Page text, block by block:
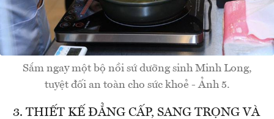
Sắm ngay một bộ nồi sứ dưỡng sinh Minh Long,
tuyệt đối an toàn cho sức khoẻ - Ảnh 5.
3. THIẾT KẾ ĐẲNG CẤP, SANG TRỌNG VÀ